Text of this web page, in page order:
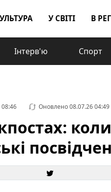
У СВІТІ В
Інтерв'ю Спорт
Оновлено08.07.26 04:49